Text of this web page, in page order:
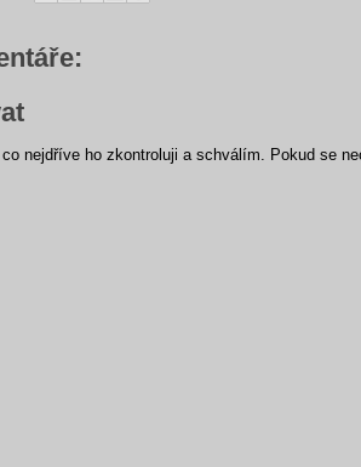
nejdříve ho zkontroluji a schválím. Pokud se